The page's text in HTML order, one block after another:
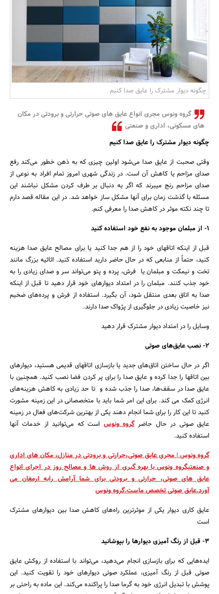
بانک، بیمه و سرمایه
جستجو
چگونه دیوار مشترک را عایق صدا کنیم
گروه ونوس مجری انواع عایق های صوتی حرارتی و برودتی در مکان
های مسکونی، اداری و صنعتی
چگونه دیوار مشترک را عایق صدا کنیم
وقتی صحبت از عایق صدا می‌شود اولین چیزی که به ذهن خطور می‌کند رفع
صدای مزاحم یا کاهش آن است. در زندگی شهری امروز تمام افراد به نوعی از
صدای مزاحم رنج میبرند که اگر به دنبال بر طرف کردن مشکل نباشند این
مسئله با گذشت زمان برای آنها مشکل ساز خواهد شد. در این مقاله قصد دارم
تا چند نکته موثر در کاهش صدا را معرفی کنم.
1- از مبلمان موجود به نفع خود استفاده کنید
قبل از اینکه اتاقهای خود را از هم جدا کنید یا برای مصالح عایق صدا هزینه
کنید، حتماً از منابعی که در حال حاضر دارید استفاده کنید. اثاثیه بزرگ مانند
تخت و نیمکت و مبلمان یا فرش، پرده و پتو می‌تواند سر و صدای زیادی را به
خود جذب کنند. مبلمان را در امتداد دیوارهای خود قرار دهید تا قبل از اینکه
صدا به اتاق بعدی منتقل شود، آن بگیرد. استفاده از فرش و پرده‌های ضخیم
نیز خاصیت زیادی در جلوگیری از پژواک صدا دارند.
وسایل را در امتداد دیوار مشترک قرار دهید
2- نصب عایق‌های صوتی
اگر در حال ساختن اتاق‌های جدید یا بازسازی اتاقهای قدیمی هستید، دیوارهای
بین اتاقها را جدا کرده و عایق صدا را برای پر کردن فضا نصب کنید. همچنین با
عایق صدا در سقف‎‌ها، صدا را جذب شده و تا حد زیادی به کاهش هزینه‌های
انرژی کمک می کند. برای این امر شما باید با متخصصانی در این زمینه مشورت
کنید تا این کار را برای شما انجام دهند یکی از بهترین شرکت‌های فعال در زمینه
عایق صوتی در حال حاضرگروه ونوس است که می‌توانید از خدمات آنها
استفاده کنید.
گروه ونوس | مجری عایق صوتی،حرارتی و برودتی در منازل، مکان های اداری
و صنعتیگروه ونوس با بهره گیری از روش ها و مصالح روز در اجرای انواع
عایق های صوتی، حرارتی و برودتی برای شما آرامش رابه ارمغان می
آورد.عایق صوتی تخصص ماست.گروه ونوس
عایق کاری دیوار یکی از موثرترین راه‌های کاهش صدا بین دیوارهای مشترک
است
3- قبل از رنگ آمیزی دیوارها را بپوشانید
ایده‌هایی که برای بازسازی انجام می‌دهید، می‌تواند با استفاده از روکش عایق
صوتی قبل از رنگ آمیزی، عملکرد صوتی دیوارهای خود را تقویت کنید. این
پوشش با تبدیل انرژی خود به گرما صدا را پراکنده می‌کند. این ماده به راحتی بر